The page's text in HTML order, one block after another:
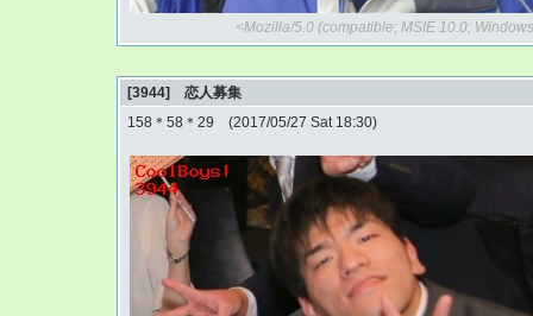
<Mozilla/5.0 (compatible; MSIE 10.0;
[3944] 恋人募集
158＊58＊29 (2017/05/27 Sat 18:30)